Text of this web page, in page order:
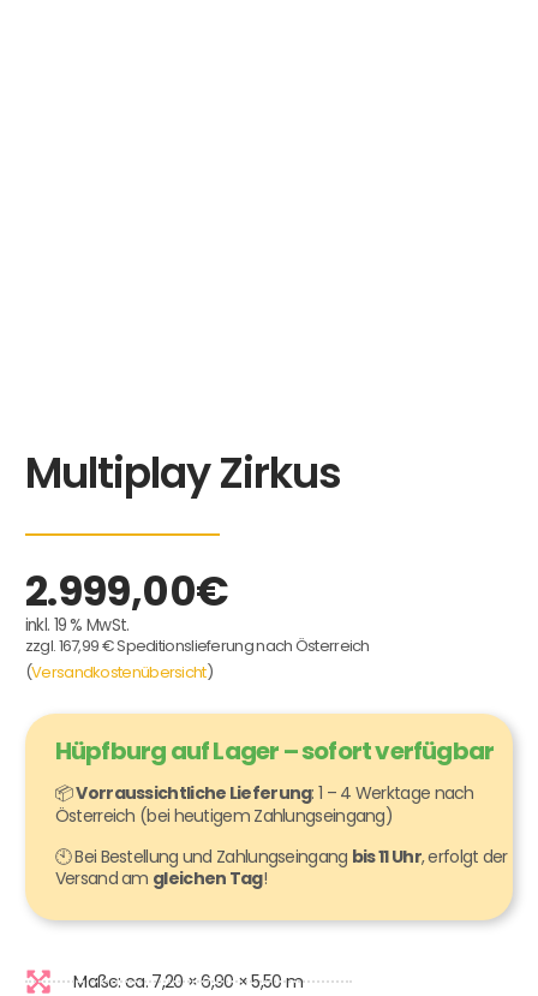
Multiplay Zirkus
2.999,00€
inkl. 19 % MwSt.
zzgl. 167,99 € Speditionslieferung nach Österreich
(Versandkostenübersicht)
Hüpfburg auf Lager – sofort verfügbar
📦Vorraussichtliche Lieferung: 1 – 4 Werktage nach
Österreich (bei heutigem Zahlungseingang)
🕙 Bei Bestellung und Zahlungseingang bis 11 Uhr, erfolgt der
Versand am gleichen Tag!
Maße: ca. 7,20 × 6,90 × 5,50 m